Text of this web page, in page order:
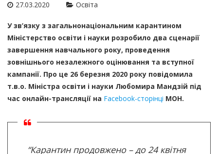
27.03.2020 Освіта
У зв’язку з загальнонаціональним карантином
Міністерство освіти і науки розробило два сценарії
завершення навчального року, проведення
зовнішнього незалежного оцінювання та вступної
кампанії. Про це 26 березня 2020 року повідомила
т.в.о. Міністра освіти і науки Любомира Мандзій під
час онлайн-трансляції на Facebook-сторінці МОН.
“Карантин продовжено – до 24 квітня